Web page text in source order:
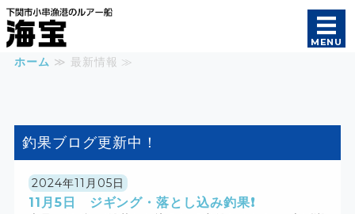
遊漁船 海宝｜オフシ
MENU
ホーム
初めての方へ
ご案内
ホーム ≫ 最新情報 ≫
釣果ブログ更新中！
2024年11月05日
11月5日 ジギング・落とし込み釣果❗️